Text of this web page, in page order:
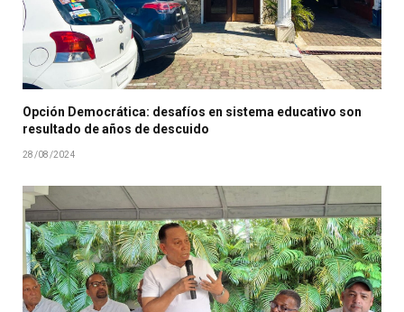
Opción Democrática: desafíos en sistema educativo son
resultado de años de descuido
28/08/2024